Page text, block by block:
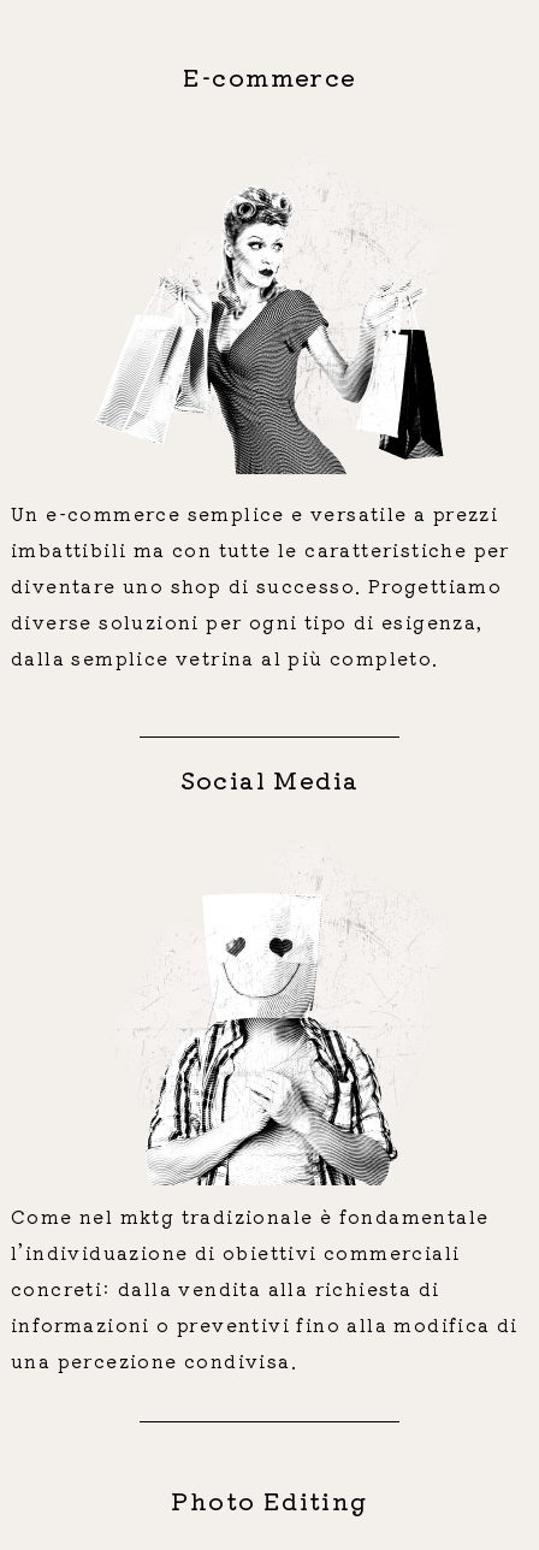
E-commerce
Un e-commerce semplice e versatile a prezzi
imbattibili ma con tutte le caratteristiche per
diventare uno shop di successo. Progettiamo
diverse soluzioni per ogni tipo di esigenza,
dalla semplice vetrina al più completo.
Social Media
Come nel mktg tradizionale è fondamentale
l’individuazione di obiettivi commerciali
concreti: dalla vendita alla richiesta di
informazioni o preventivi fino alla modifica di
una percezione condivisa.
Photo Editing